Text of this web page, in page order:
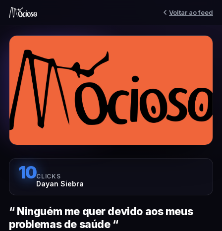
Voltar ao feed
10CLICKS
Dayan Siebra
“ Ninguém me quer devido aos meus
problemas de saúde “